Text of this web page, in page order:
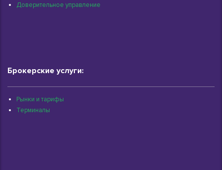
Доверительное управление
Брокерские услуги:
Рынки и тарифы
Терминалы